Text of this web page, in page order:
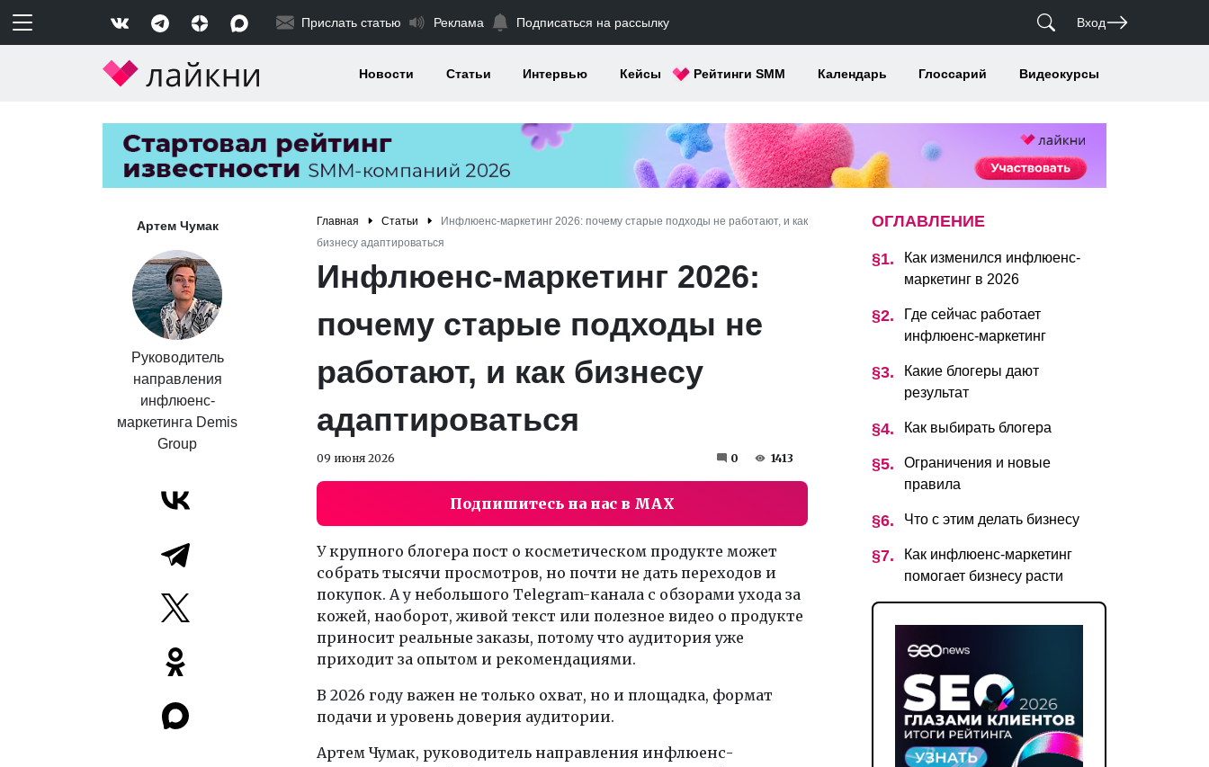
Прислать статью Реклама Подписаться на рассылку Вход
Новости Статьи Интервью Кейсы Рейтинги SMM Календарь Глоссарий Видеокурсы
Артем Чумак
Руководитель
направления
инфлюенс-
маркетинга Demis
Group
Главная Статьи
Инфлюенс-маркетинг 2026: почему старые подходы не работают, и как
бизнесу адаптироваться
Инфлюенс-маркетинг 2026:
почему старые подходы не
работают, и как бизнесу
адаптироваться
09 июня 2026 0 1413
Подпишитесь на нас в MAX
У крупного блогера пост о косметическом продукте может
собрать тысячи просмотров, но почти не дать переходов и
покупок. А у небольшого Telegram-канала с обзорами ухода за
кожей, наоборот, живой текст или полезное видео о продукте
приносит реальные заказы, потому что аудитория уже
приходит за опытом и рекомендациями.
В 2026 году важен не только охват, но и площадка, формат
подачи и уровень доверия аудитории.
Артем Чумак, руководитель направления инфлюенс-
ОГЛАВЛЕНИЕ
Как изменился инфлюенс-
маркетинг в 2026
Где сейчас работает
инфлюенс-маркетинг
Какие блогеры дают
результат
Как выбирать блогера
Ограничения и новые
правила
Что с этим делать бизнесу
Как инфлюенс-маркетинг
помогает бизнесу расти